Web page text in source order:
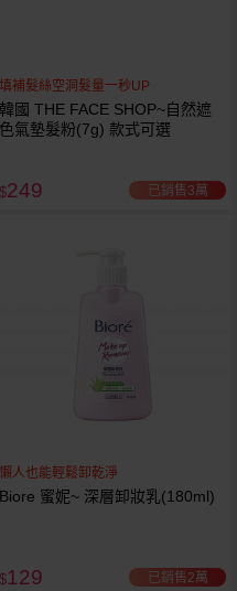
填補髮絲空洞髮量一秒UP
韓國 THE FACE SHOP~自然遮
色氣墊髮粉(7g) 款式可選
$249 已銷售3萬
懶人也能輕鬆卸乾淨
Biore 蜜妮~ 深層卸妝乳(180ml)
$129 已銷售2萬